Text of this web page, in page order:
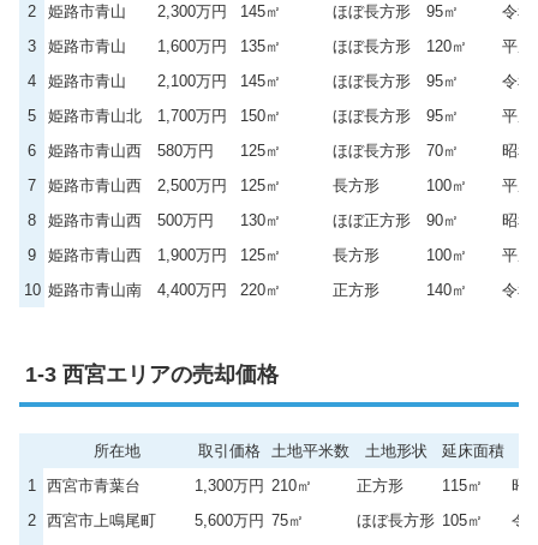
2
姫路市青山 2,300万円 145㎡ ほぼ長方形 95㎡
令和
3
姫路市青山 1,600万円 135㎡ ほぼ長方形 120㎡
平成
4
姫路市青山 2,100万円 145㎡ ほぼ長方形 95㎡
令和
5
姫路市青山北 1,700万円 150㎡ ほぼ長方形 95㎡
平成
6
姫路市青山西 580万円 125㎡ ほぼ長方形 70㎡
昭和
7
姫路市青山西 2,500万円 125㎡ 長方形 100㎡
平成
8
姫路市青山西 500万円 130㎡ ほぼ正方形 90㎡
昭和
9
姫路市青山西 1,900万円 125㎡ 長方形 100㎡
平成
10 姫路市青山南 4,400万円 220㎡ 正方形 140㎡ 令和
西宮エリアの売却価格
所在地 取引価格 土地平米数 土地形状 延床面積
1
西宮市青葉台 1,300万円 210㎡ 正方形 115㎡
昭
2
西宮市上鳴尾町 5,600万円 75㎡ ほぼ長方形 105㎡
令